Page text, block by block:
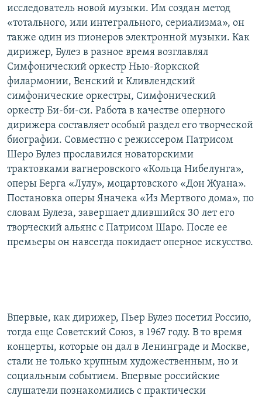
исследователь новой музыки. Им создан метод
«тотального, или интегрального, сериализма», он
также один из пионеров электронной музыки. Как
дирижер, Булез в разное время возглавлял
Симфонический оркестр Нью-йоркской
филармонии, Венский и Кливлендский
симфонические оркестры, Симфонический
оркестр Би-би-си. Работа в качестве оперного
дирижера составляет особый раздел его творческой
биографии. Совместно с режиссером Патрисом
Шеро Булез прославился новаторскими
трактовками вагнеровского «Кольца Нибелунга»,
оперы Берга «Лулу», моцартовского «Дон Жуана».
Постановка оперы Яначека «Из Мертвого дома», по
словам Булеза, завершает длившийся 30 лет его
творческий альянс с Патрисом Шаро. После ее
премьеры он навсегда покидает оперное искусство.
Впервые, как дирижер, Пьер Булез посетил Россию,
тогда еще Советский Союз, в 1967 году. В то время
концерты, которые он дал в Ленинграде и Москве,
стали не только крупным художественным, но и
социальным событием. Впервые российские
слушатели познакомились с практически